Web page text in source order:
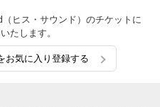
ヒス・サウンド）のチケットに
たします。
お気に入り登録する